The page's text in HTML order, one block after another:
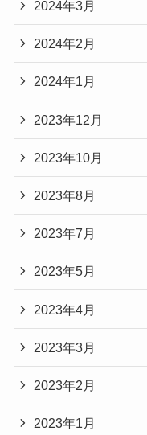
2024年3月
2024年2月
2024年1月
2023年12月
2023年10月
2023年8月
2023年7月
2023年5月
2023年4月
2023年3月
2023年2月
2023年1月